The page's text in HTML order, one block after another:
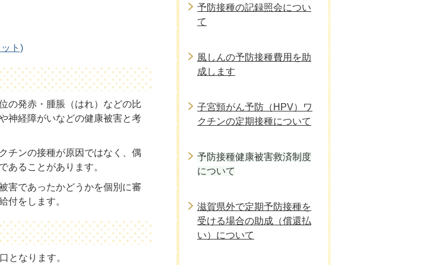
ト)
の発赤・腫脹（はれ）などの比
神経障がいなどの健康被害と考
チンの接種が原因ではなく、偶
あることがあります。
害であったかどうかを個別に審
付をします。
となります。
予防接種の記録照会につい
て
風しんの予防接種費用を助
成します
子宮頸がん予防（HPV）ワ
クチンの定期接種について
予防接種健康被害救済制度
について
滋賀県外で定期予防接種を
受ける場合の助成（償還払
い）について